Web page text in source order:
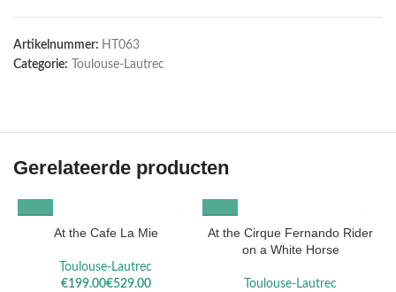
Artikelnummer: HT063
Categorie:
Toulouse-Lautrec
Gerelateerde producten
At the Cafe La Mie
Toulouse-Lautrec
€
€
At the Cirque Fernando Rider
on a White Horse
Toulouse-Lautrec